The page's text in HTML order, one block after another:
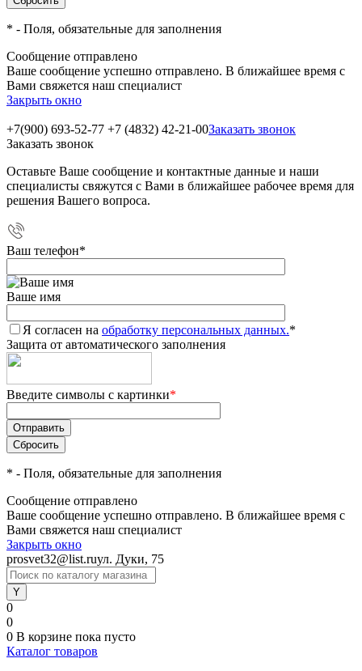
* - Поля, обязательные для заполнения
Сообщение отправлено
Ваше сообщение успешно отправлено. В ближайшее время с
Вами свяжется наш специалист
Закрыть окно
+7(900) 693-52-77 +7 (4832) 42-21-00Заказать звонок
Заказать звонок
Оставьте Ваше сообщение и контактные данные и наши
специалисты свяжутся с Вами в ближайшее рабочее время для
решения Вашего вопроса.
Ваш телефон*
Ваше имя
Я согласен на обработку персональных данных.*
Защита от автоматического заполнения
Введите символы с картинки*
* - Поля, обязательные для заполнения
Сообщение отправлено
Ваше сообщение успешно отправлено. В ближайшее время с
Вами свяжется наш специалист
Закрыть окно
prosvet32@list.ruул. Дуки, 75
0
0
0 В корзине пока пусто
Каталог товаров